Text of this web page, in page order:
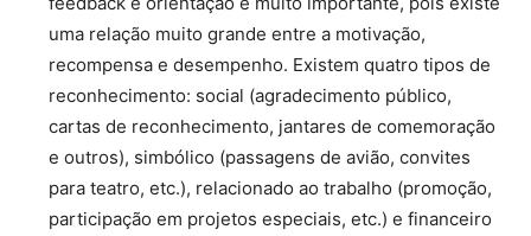
uma relação muito grande entre a motivação,
recompensa e desempenho. Existem quatro tipos de
reconhecimento: social (agradecimento público,
cartas de reconhecimento, jantares de comemoração
e outros), simbólico (passagens de avião, convites
para teatro, etc.), relacionado ao trabalho (promoção,
participação em projetos especiais, etc.) e financeiro